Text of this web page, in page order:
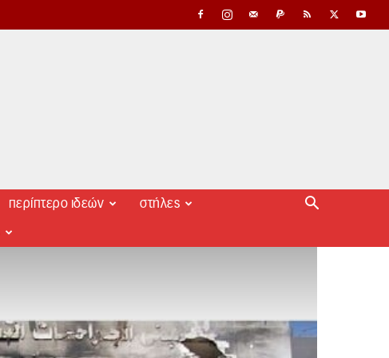
περίπτερο ιδεών στήλες